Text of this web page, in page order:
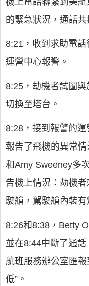
的緊急狀況，通話共
8:21，收到求助電
運營中心報警。
8:25，劫機者試圖
切換至塔台。
8:28，接到報警的
報告了飛機的異常
和Amy Sweeney多
告機上情況：劫機
駛艙，駕駛艙內裝有
8:26和8:38，Betty
並在8:44中斷了通
航班服務辦公室匯報
低”。